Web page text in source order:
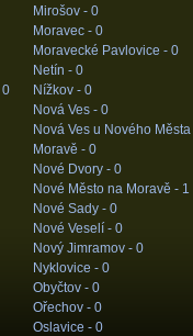
0
Mirošov - 0
Moravec - 0
Moravecké Pavlovice - 0
Netín - 0
Nížkov - 0
Nová Ves - 0
Nová Ves u Nového
Moravě - 0
Nové Dvory - 0
Nové Město na Moravě - 1
Nové Sady - 0
Nové Veselí - 0
Nový Jimramov - 0
Nyklovice - 0
Obyčtov - 0
Ořechov - 0
Oslavice - 0